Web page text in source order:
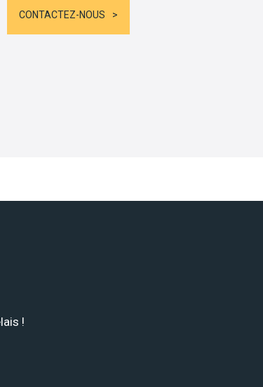
CONTACTEZ-NOUS
!